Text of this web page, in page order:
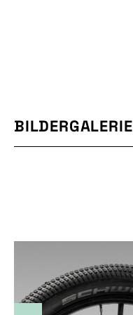
BILDERGALERIE